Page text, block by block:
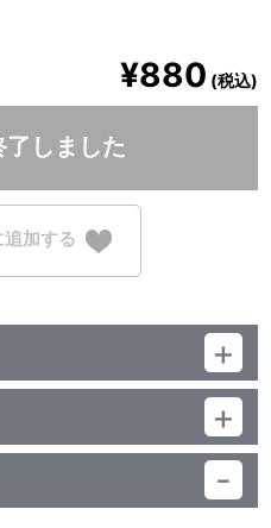
¥880 (税込)
了しました
加する
新規描き下ろしイラストを使用